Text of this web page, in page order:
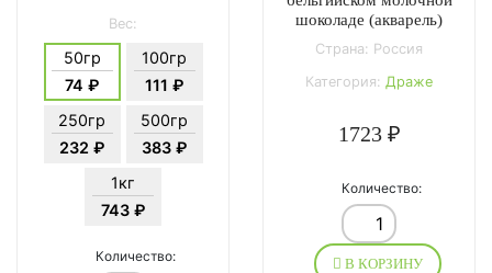
Вес:
50гр
74 ₽
100гр
111 ₽
250гр
232 ₽
500гр
383 ₽
1кг
743 ₽
Количество:
шоколаде (акварель)
Страна: Россия
Категория: Драже
1723 ₽
Количество:
В КОРЗИНУ